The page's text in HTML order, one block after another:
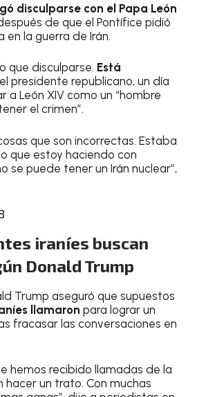
disculparse con el Papa León
de que el Pontífice pidió
en la guerra de Irán.
que disculparse. Está
presidente republicano, un día
a León XIV como un “hombre
el crimen”.
que son incorrectas. Estaba
que estoy haciendo con
se puede tener un Irán nuclear”,
iraníes buscan
Donald Trump
Trump aseguró que supuestos
llamaron para lograr un
fracasar las conversaciones en
hemos recibido llamadas de la
hacer un trato. Con muchas